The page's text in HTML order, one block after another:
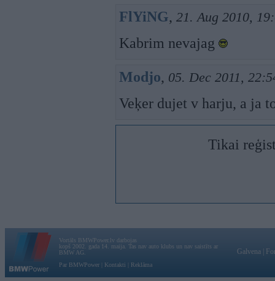
FlYiNG, 21. Aug 2010,
Kabrim nevajag
Modjo, 05. Dec 2011,
Veķer dujet v harju, a ja
Tikai
Vortāls BMWPower.lv darbojas
kopš 2002. gada 14. maija. Tas nav auto klubs un nav saistīts ar
BMW AG.
Par BMWPower
Kontakti Reklāma
Galvena